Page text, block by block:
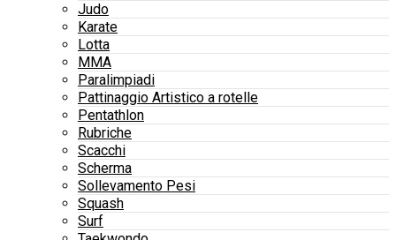
Judo
Karate
Lotta
MMA
Paralimpiadi
Pattinaggio Artistico a rotelle
Pentathlon
Rubriche
Scacchi
Scherma
Sollevamento Pesi
Squash
Surf